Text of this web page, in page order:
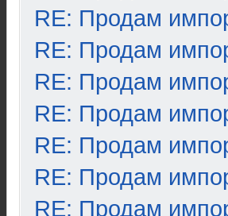
RE: Продам
RE: Продам
RE: Продам
RE: Продам
RE: Продам
RE: Продам
RE: Продам